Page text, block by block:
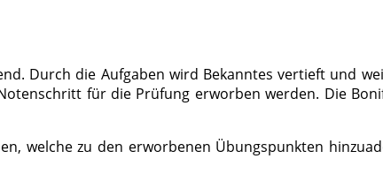
Durch die Aufgaben wird Bekanntes vertieft und
für die Prüfung erworben werden. Die
welche zu den erworbenen Übungspunkten